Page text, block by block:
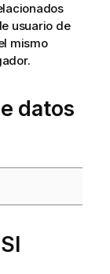
usuario de
mismo
datos